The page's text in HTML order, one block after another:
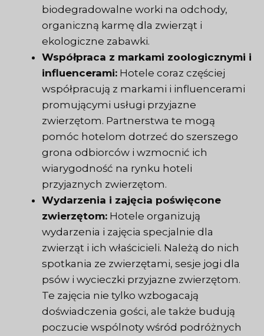
biodegradowalne worki na odchody,
organiczną karmę dla zwierząt i
ekologiczne zabawki.
Współpraca z markami zoologicznymi i
influencerami: Hotele coraz częściej
współpracują z markami i influencerami
promującymi usługi przyjazne
zwierzętom. Partnerstwa te mogą
pomóc hotelom dotrzeć do szerszego
grona odbiorców i wzmocnić ich
wiarygodność na rynku hoteli
przyjaznych zwierzętom.
Wydarzenia i zajęcia poświęcone
zwierzętom: Hotele organizują
wydarzenia i zajęcia specjalnie dla
zwierząt i ich właścicieli. Należą do nich
spotkania ze zwierzętami, sesje jogi dla
psów i wycieczki przyjazne zwierzętom.
Te zajęcia nie tylko wzbogacają
doświadczenia gości, ale także budują
poczucie wspólnoty wśród podróżnych